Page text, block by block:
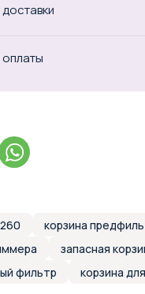
корзина
запасная
фильтр
корзина